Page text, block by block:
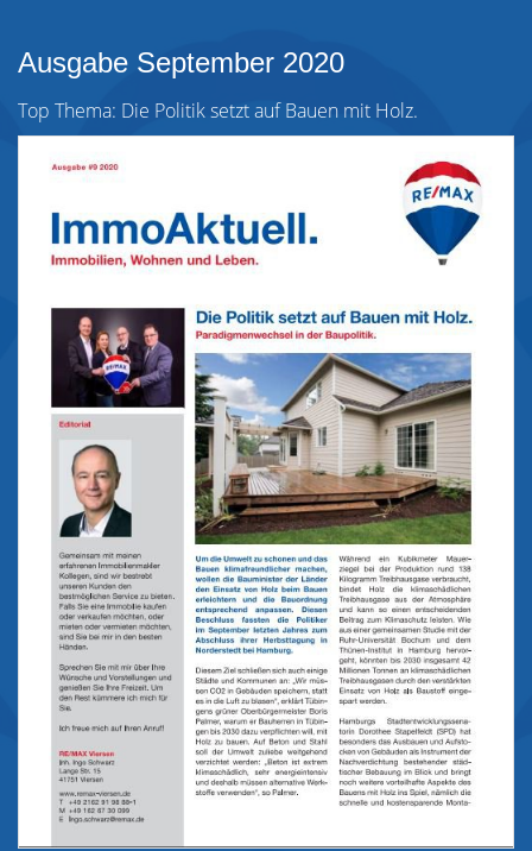
Ausgabe September 2020
Top Thema: Die Politik setzt auf Bauen mit Holz.